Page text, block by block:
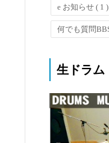
e お知らせ ( 1 )
何でも質問
生ドラム